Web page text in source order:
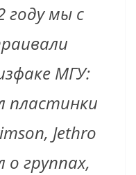
году мы с
МГУ:
пластинки
Jethro
о группах,